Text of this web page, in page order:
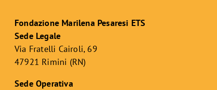
Fondazione Marilena Pesaresi ETS
Sede Legale
Via Fratelli Cairoli, 69
47921 Rimini (RN)
Sede Operativa